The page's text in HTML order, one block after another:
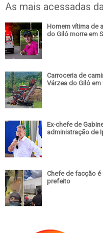
As mais acessadas
Homem vítima de
do Giló morre em
Carroceria de
Várzea do Giló em
Ex-chefe de
administração de
Chefe de facção
prefeito